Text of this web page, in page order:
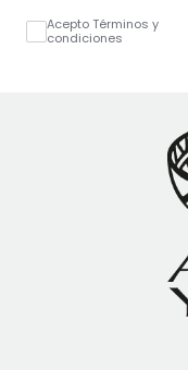
Acepto Términos y
condiciones